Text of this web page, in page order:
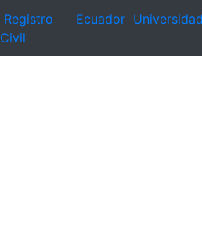
Registro
Civil
Ecuador